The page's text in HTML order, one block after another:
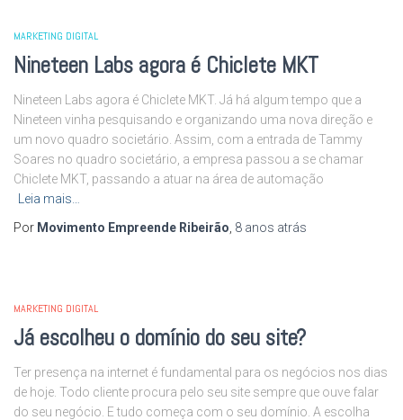
MARKETING DIGITAL
Nineteen Labs agora é Chiclete MKT
Nineteen Labs agora é Chiclete MKT. Já há algum tempo que a
Nineteen vinha pesquisando e organizando uma nova direção e
um novo quadro societário. Assim, com a entrada de Tammy
Soares no quadro societário, a empresa passou a se chamar
Chiclete MKT, passando a atuar na área de automação
Leia mais…
Por Movimento Empreende Ribeirão 8 anos atrás
MARKETING DIGITAL
Já escolheu o domínio do seu site?
Ter presença na internet é fundamental para os negócios nos dias
de hoje. Todo cliente procura pelo seu site sempre que ouve falar
do seu negócio. E tudo começa com o seu domínio. A escolha